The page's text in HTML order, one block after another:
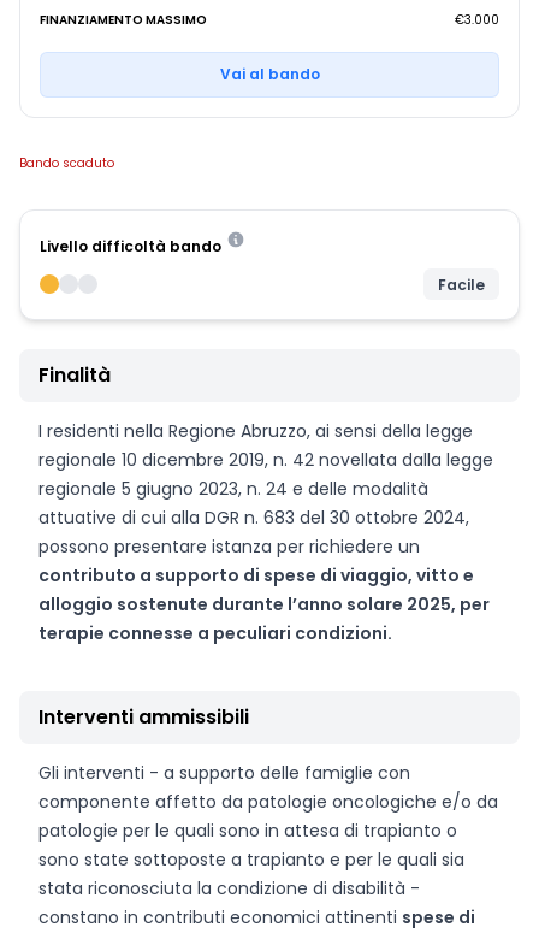
FINANZIAMENTO MASSIMO €3.000
Vai al bando
Bando scaduto
Livello difficoltà bando
Facile
Finalità
I residenti nella Regione Abruzzo, ai sensi della legge
regionale 10 dicembre 2019, n. 42 novellata dalla legge
regionale 5 giugno 2023, n. 24 e delle modalità
attuative di cui alla DGR n. 683 del 30 ottobre 2024,
possono presentare istanza per richiedere un
contributo a supporto di spese di viaggio, vitto e
alloggio sostenute durante l’anno solare 2025, per
terapie connesse a peculiari condizioni.
Interventi ammissibili
Gli interventi - a supporto delle famiglie con
componente affetto da patologie oncologiche e/o da
patologie per le quali sono in attesa di trapianto o
sono state sottoposte a trapianto e per le quali sia
stata riconosciuta la condizione di disabilità -
constano in contributi economici attinenti spese di